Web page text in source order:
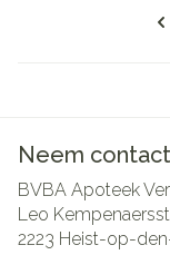
Neem
BVBA Apoteek
Leo
2223 Heist-op-